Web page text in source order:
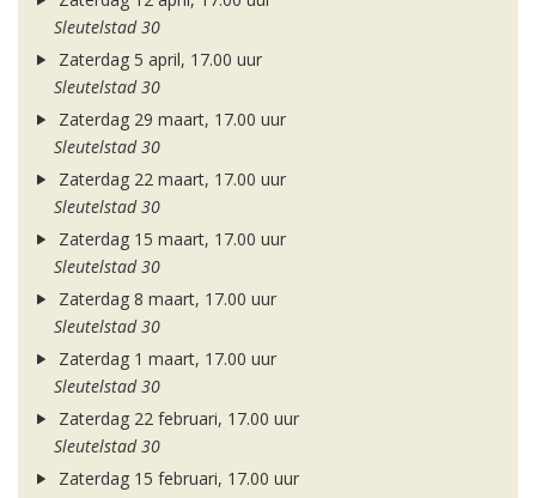
Sleutelstad 30
Zaterdag 5 april, 17.00 uur
Sleutelstad 30
Zaterdag 29 maart, 17.00 uur
Sleutelstad 30
Zaterdag 22 maart, 17.00 uur
Sleutelstad 30
Zaterdag 15 maart, 17.00 uur
Sleutelstad 30
Zaterdag 8 maart, 17.00 uur
Sleutelstad 30
Zaterdag 1 maart, 17.00 uur
Sleutelstad 30
Zaterdag 22 februari, 17.00 uur
Sleutelstad 30
Zaterdag 15 februari, 17.00 uur